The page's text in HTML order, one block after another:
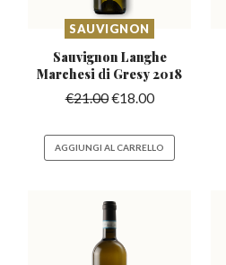
SAUVIGNON
Sauvignon Langhe
Marchesi di Gresy 2018
€21.00€18.00
AGGIUNGI AL CARRELLO